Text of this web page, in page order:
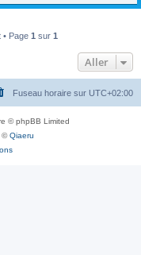
r
Page 1 sur 1
Aller
Fuseau horaire sur UTC+02:00
© phpBB Limited
©Qiaeru